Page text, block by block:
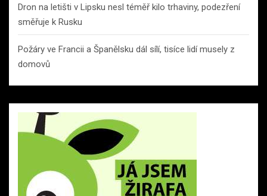
Dron na letišti v Lipsku nesl téměř kilo trhaviny, podezření
směřuje k Rusku
Požáry ve Francii a Španělsku dál sílí, tisíce lidí musely z
domovů